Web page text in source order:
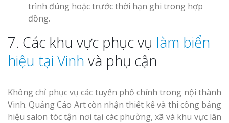
trình đúng hoặc trước thời hạn ghi trong hợp
đồng.
7. Các khu vực phục vụ làm biển
hiệu tại Vinh và phụ cận
Không chỉ phục vụ các tuyến phố chính trong nội thành
Vinh. Quảng Cáo Art còn nhận thiết kế và thi công bảng
hiệu salon tóc tận nơi tại các phường, xã và khu vực lân